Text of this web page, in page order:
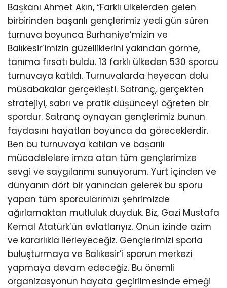
Başkanı Ahmet Akın, “Farklı ülkelerden gelen
birbirinden başarılı gençlerimiz yedi gün süren
turnuva boyunca Burhaniye’mizin ve
Balıkesir’imizin güzelliklerini yakından görme,
tanıma fırsatı buldu. 13 farklı ülkeden 530 sporcu
turnuvaya katıldı. Turnuvalarda heyecan dolu
müsabakalar gerçekleşti. Satranç, gerçekten
stratejiyi, sabrı ve pratik düşünceyi öğreten bir
spordur. Satranç oynayan gençlerimiz bunun
faydasını hayatları boyunca da göreceklerdir.
Ben bu turnuvaya katılan ve başarılı
mücadelelere imza atan tüm gençlerimize
sevgi ve saygılarımı sunuyorum. Yurt içinden ve
dünyanın dört bir yanından gelerek bu sporu
yapan tüm sporcularımızı şehrimizde
ağırlamaktan mutluluk duyduk. Biz, Gazi Mustafa
Kemal Atatürk’ün evlatlarıyız. Onun izinde azim
ve kararlıkla ilerleyeceğiz. Gençlerimizi sporla
buluşturmaya ve Balıkesir’i sporun merkezi
yapmaya devam edeceğiz. Bu önemli
organizasyonun hayata geçirilmesinde emeği